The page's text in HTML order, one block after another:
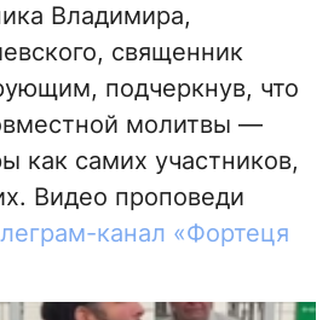
Владимира,
священник
подчеркнув, что
молитвы —
как самих участников,
Видео проповеди
канал «Фортеця